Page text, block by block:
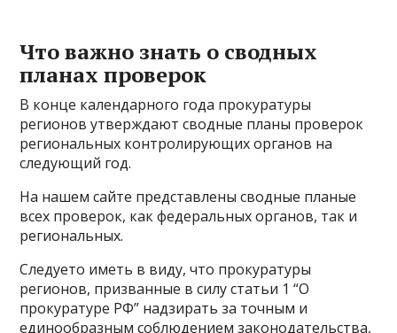
Что важно знать о сводных
планах проверок
В конце календарного года прокуратуры
регионов утверждают сводные планы проверок
региональных контролирующих органов на
следующий год.
На нашем сайте представлены сводные планые
всех проверок, как федеральных органов, так и
региональных.
Следуето иметь в виду, что прокуратуры
регионов, призванные в силу статьи 1 “О
прокуратуре РФ” надзирать за точным и
единообразным соблюдением законодательства,